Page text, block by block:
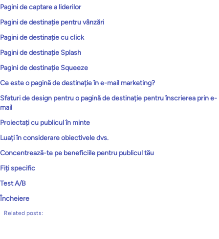
Pagini de captare a liderilor
Pagini de destinație pentru vânzări
Pagini de destinație cu click
Pagini de destinație Splash
Pagini de destinație Squeeze
Ce este o pagină de destinație în e-mail marketing?
Sfaturi de design pentru o pagină de destinație pentru înscrierea prin e-
mail
Proiectați cu publicul în minte
Luați în considerare obiectivele dvs.
Concentrează-te pe beneficiile pentru publicul tău
Fiți specific
Test A/B
Încheiere
Related posts: